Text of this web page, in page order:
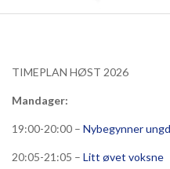
TIMEPLAN HØST 2026
Mandager:
19:00-20:00 – Nybegynner
20:05-21:05 – Litt øvet voksne